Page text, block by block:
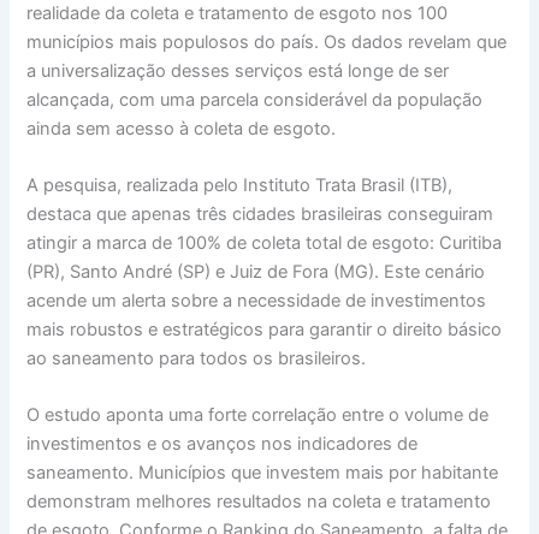
realidade da coleta e tratamento de esgoto nos 100
municípios mais populosos do país. Os dados revelam que
a universalização desses serviços está longe de ser
alcançada, com uma parcela considerável da população
ainda sem acesso à coleta de esgoto.
A pesquisa, realizada pelo Instituto Trata Brasil (ITB),
destaca que apenas três cidades brasileiras conseguiram
atingir a marca de 100% de coleta total de esgoto: Curitiba
(PR), Santo André (SP) e Juiz de Fora (MG). Este cenário
acende um alerta sobre a necessidade de investimentos
mais robustos e estratégicos para garantir o direito básico
ao saneamento para todos os brasileiros.
O estudo aponta uma forte correlação entre o volume de
investimentos e os avanços nos indicadores de
saneamento. Municípios que investem mais por habitante
demonstram melhores resultados na coleta e tratamento